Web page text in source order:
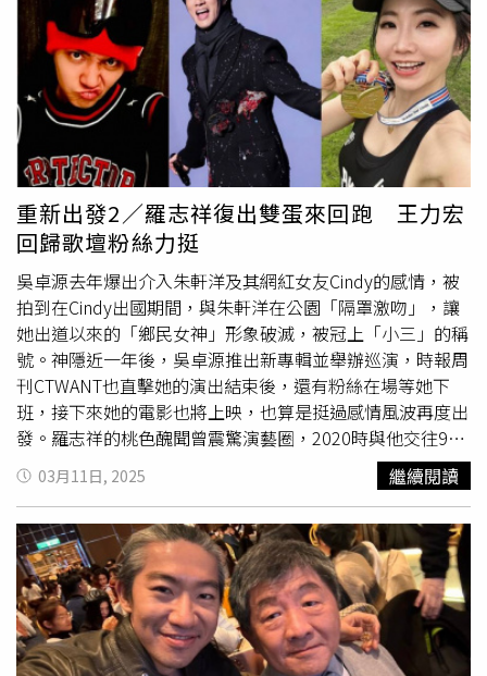
紀人回應：「這是舊聞！且此前相關案件，我方已勝訴。如
今英菲尼迪在當下節點重啓訴訟，時機蹊蹺（這幾天他們有
新車發表），動機難免引人揣測。我們內地律師團隊會積極
應對，以法律辨明是非。 」
重新出發2／羅志祥復出雙蛋來回跑 王力宏
回歸歌壇粉絲力挺
吳卓源去年爆出介入朱軒洋及其網紅女友Cindy的感情，被
拍到在Cindy出國期間，與朱軒洋在公園「隔罩激吻」，讓
她出道以來的「鄉民女神」形象破滅，被冠上「小三」的稱
號。神隱近一年後，吳卓源推出新專輯並舉辦巡演，時報周
刊CTWANT也直擊她的演出結束後，還有粉絲在場等她下
班，接下來她的電影也將上映，也算是挺過感情風波再度出
發。羅志祥的桃色醜聞曾震驚演藝圈，2020時與他交往9年
的周揚青突然在微博宣布分手，更指控羅志祥與許多女性有
染，甚至還曾「多人運動」，而羅志祥旗下唯一的女藝人愷
樂在IG向周揚青道歉，等同於承認與羅志祥的關係。之後羅
志祥發出長文道歉，演藝事業沉寂一段時間後，他在花蓮跨
年舞台演出，網路觀看人數瞬間衝上11萬，接著每年都在小
巨蛋及高雄巨蛋演出，復出得相當成功。王力宏宣布與李靚
蕾離婚後，遭對方毀滅式爆料，深情才子形象蕩然無存，王
力宏的爸爸發出手寫信護兒，被外界批評是「爸寶」，最後
03月11日, 2025 繼續閱讀